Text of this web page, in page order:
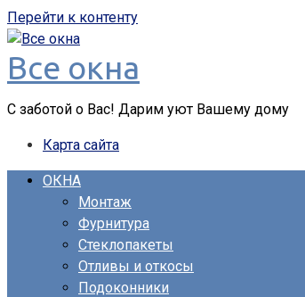
Перейти к контенту
Все окна
С заботой о Вас! Дарим уют Вашему дому
Карта сайта
ОКНА
Монтаж
Фурнитура
Стеклопакеты
Отливы и откосы
Подоконники